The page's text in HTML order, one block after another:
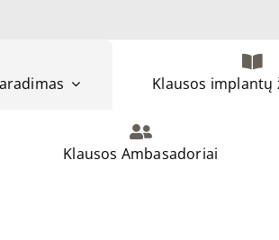
Klausos implantų
Klausos Ambasadoriai